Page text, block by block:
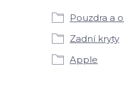
Pouzdra a
Zadní kryty
Apple